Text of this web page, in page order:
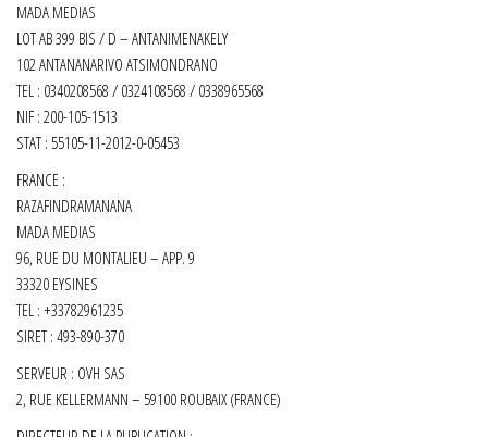
MADA MEDIAS
LOT AB 399 BIS / D – ANTANIMENAKELY
102 ANTANANARIVO ATSIMONDRANO
TEL : 0340208568 / 0324108568 / 0338965568
NIF : 200-105-1513
STAT : 55105-11-2012-0-05453
FRANCE :
RAZAFINDRAMANANA
MADA MEDIAS
96, RUE DU MONTALIEU – APP. 9
33320 EYSINES
TEL : +33782961235
SIRET : 493-890-370
SERVEUR : OVH SAS
2, RUE KELLERMANN – 59100 ROUBAIX (FRANCE)